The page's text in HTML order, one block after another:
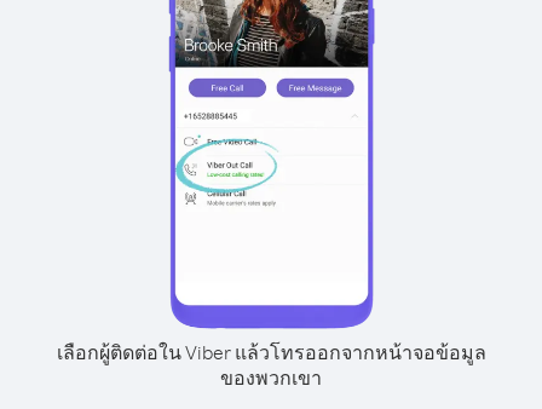
เลือกผู้ติดต่อใน Viber แล้วโทรออกจากหน้าจอข้อมูล
ของพวกเขา